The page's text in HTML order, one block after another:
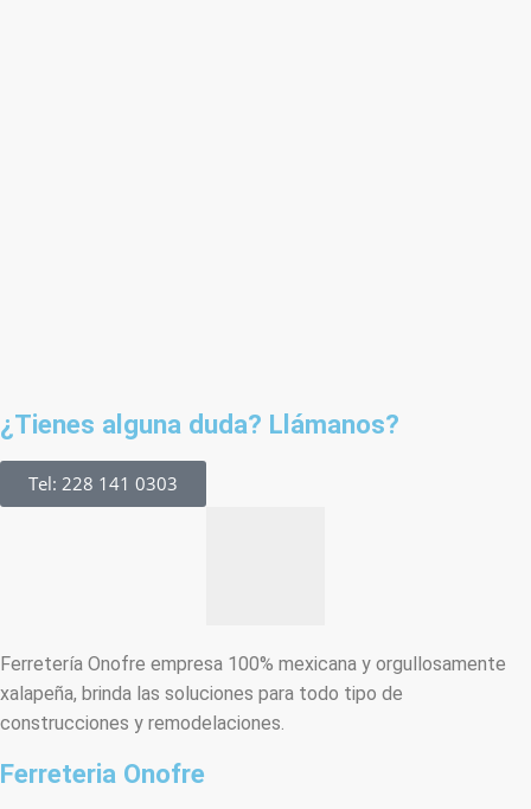
¿Tienes alguna duda? Llámanos?
Tel: 228 141 0303
Ferretería Onofre empresa 100% mexicana y orgullosamente
xalapeña, brinda las soluciones para todo tipo de
construcciones y remodelaciones.
Ferreteria Onofre